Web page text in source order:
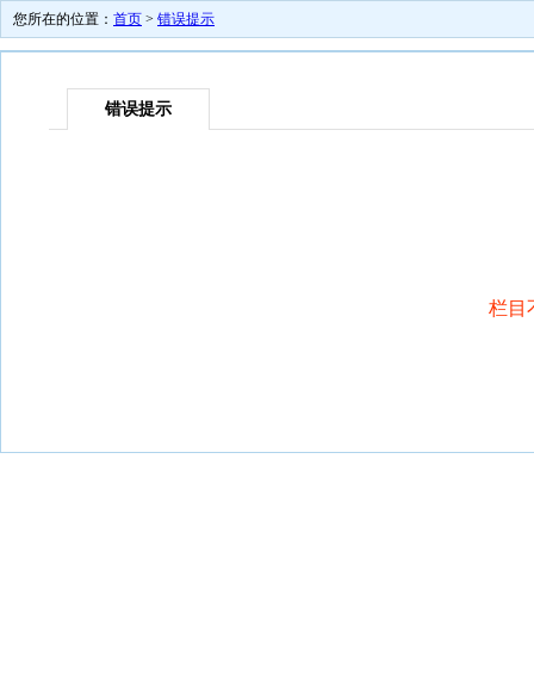
您所在的位置： 首页 > 错误提示
错误提示
栏目